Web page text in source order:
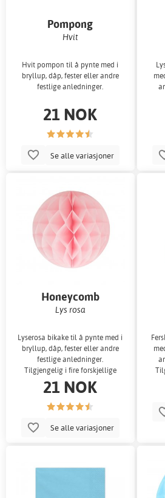
Pompong
Hvit
Hvit pompon til å pynte med i
bryllup, dåp, fester eller andre
festlige anledninger.
21 NOK
Se alle variasjoner
Honeycomb
Lys rosa
Lyserosa bikake til å pynte med i
bryllup, dåp, fester eller andre
festlige anledninger.
Tilgjengelig i fire forskjellige
størr
21 NOK
Se alle variasjoner